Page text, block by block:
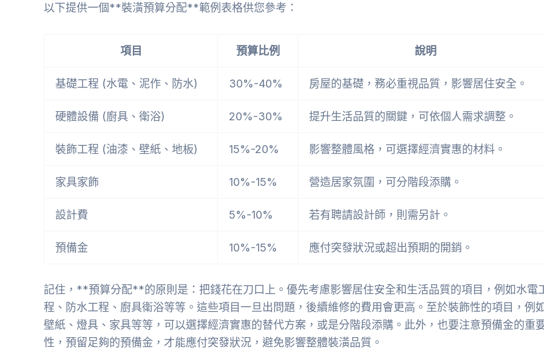
以下提供一個**裝潢預算分配**範例表格供您參考：
項目 預算比例 說明
基礎工程 (水電、泥作、防水) 30%-40% 房屋的基礎，務必重視品質，影響居住安全。
硬體設備 (廚具、衛浴) 20%-30% 提升生活品質的關鍵，可依個人需求調整。
裝飾工程 (油漆、壁紙、地板) 15%-20% 影響整體風格，可選擇經濟實惠的材料。
家具家飾 10%-15% 營造居家氛圍，可分階段添購。
設計費 5%-10% 若有聘請設計師，則需另計。
預備金 10%-15% 應付突發狀況或超出預期的開銷。
記住，**預算分配**的原則是：把錢花在刀口上。優先考慮影響居住安全和生活品質的項目，例如水電
程、防水工程、廚具衛浴等等。這些項目一旦出問題，後續維修的費用會更高。至於裝飾性的項目，例
壁紙、燈具、家具等等，可以選擇經濟實惠的替代方案，或是分階段添購。此外，也要注意預備金的重
性，預留足夠的預備金，才能應付突發狀況，避免影響整體裝潢品質。